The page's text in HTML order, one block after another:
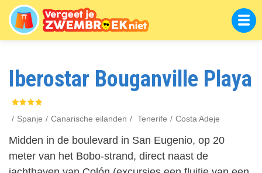
Overslaan
en
naar
gaan
Iberostar Bouganville Playa
Spanje Canarische eilanden Tenerife Costa Adeje
Midden in de boulevard in San Eugenio, op 20
meter van het Bobo-strand, direct naast de